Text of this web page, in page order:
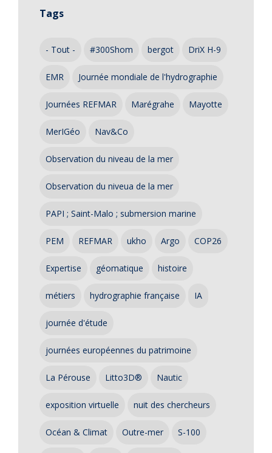
Tags
- Tout - #300Shom bergot DriX H-9
EMR Journée mondiale de l'hydrographie
Journées REFMAR Marégrahe Mayotte
MerIGéo Nav&Co
Observation du niveau de la mer
Observation du niveua de la mer
PAPI ; Saint-Malo ; submersion marine
PEM REFMAR ukho Argo COP26
Expertise géomatique histoire
métiers hydrographie française IA
journée d'étude
journées européennes du patrimoine
La Pérouse Litto3D® Nautic
exposition virtuelle nuit des chercheurs
Océan & Climat Outre-mer S-100